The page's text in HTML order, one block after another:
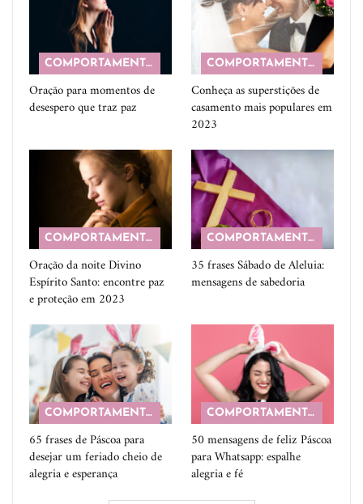
COMPORTAMENTO
Oração para momentos de
desespero que traz paz
COMPORTAMENTO
Conheça as superstições de
casamento mais populares em
2023
COMPORTAMENTO
Oração da noite Divino
Espírito Santo: encontre paz
e proteção em 2023
COMPORTAMENTO
35 frases Sábado de Aleluia:
mensagens de sabedoria
COMPORTAMENTO
65 frases de Páscoa para
desejar um feriado cheio de
alegria e esperança
COMPORTAMENTO
50 mensagens de feliz Páscoa
para Whatsapp: espalhe
alegria e fé